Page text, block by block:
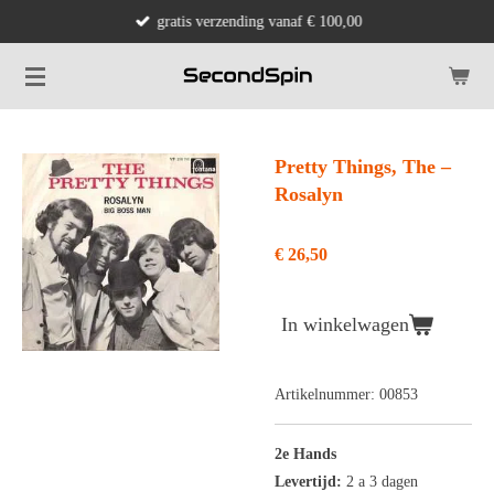
naar
de
gratis verzending vanaf € 100,00
Pretty Things, The ‎–
Rosalyn
€ 26,50
In winkelwagen
Artikelnummer: 00853
2e Hands
Levertijd: 2 a 3 dagen